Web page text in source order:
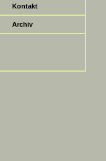
Kontakt
Archiv